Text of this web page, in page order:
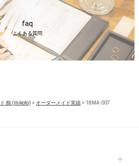
faq
よくある質問
鶴 (mikoto) > オーダーメイド実績> 18MA-007